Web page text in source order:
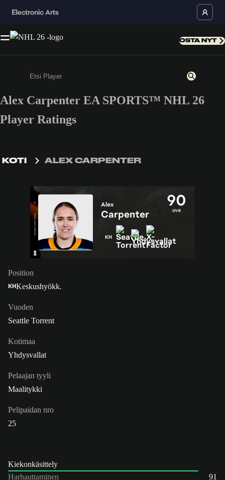
OSTA NYT
Kirjoita vähintään kolme merkkiä tai numeroa
Alex Carpenter EA SPORTS™ NHL 26
Player Ratings
KOTI ALEX CARPENTER
90
OVR
Alex
Carpenter
KH
Position
KHKeskushyökk.
Vuoden
Seattle Torrent
Kotimaa
Yhdysvallat
Pelaajan tyyli
Maalitykki
Pelipaidan nro
25
Kiekonkäsittely
Harhauttaminen
91